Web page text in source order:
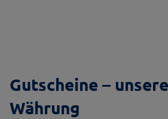
Gutscheine –
Währung